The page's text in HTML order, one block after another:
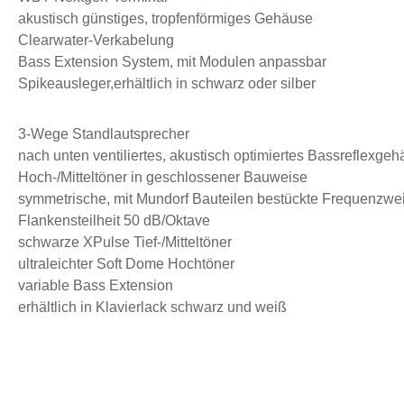
akustisch günstiges, tropfenförmiges Gehäuse
Clearwater-Verkabelung
Bass Extension System, mit Modulen anpassbar
Spikeausleger,erhältlich in schwarz oder silber
3-Wege Standlautsprecher
nach unten ventiliertes, akustisch optimiertes
Hoch-/Mitteltöner in geschlossener Bauweise
symmetrische, mit Mundorf Bauteilen bestückte
Flankensteilheit 50 dB/Oktave
schwarze XPulse Tief-/Mitteltöner
ultraleichter Soft Dome Hochtöner
variable Bass Extension
erhältlich in Klavierlack schwarz und weiß